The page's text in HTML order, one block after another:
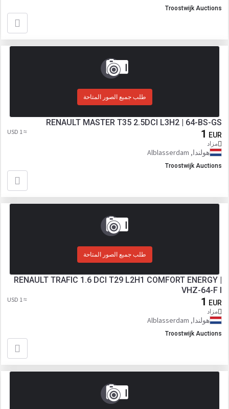
Troostwijk Auctions
طلب جميع الصور المتاحة
RENAULT MASTER T35 2.5DCI L3H2 | 64-BS-GS
1 EUR
مزاد
≈ 1 USD
هولندا, Alblasserdam
Troostwijk Auctions
طلب جميع الصور المتاحة
RENAULT TRAFIC 1.6 DCI T29 L2H1 COMFORT ENERGY |
VHZ-64-F I
1 EUR
مزاد
≈ 1 USD
هولندا, Alblasserdam
Troostwijk Auctions